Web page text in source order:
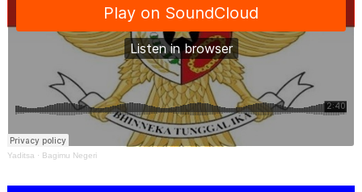
Yaditsa · Bagimu Negeri